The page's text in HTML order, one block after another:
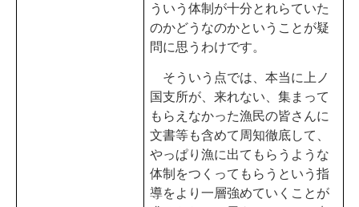
ういう体制が十分とれらていた
のかどうなのかということが疑
問に思うわけです。
そういう点では、本当に上ノ
国支所が、来れない、集まって
もらえなかった漁民の皆さんに
文書等も含めて周知徹底して、
やっぱり漁に出てもらうような
体制をつくってもらうという指
導をより一層強めていくことが